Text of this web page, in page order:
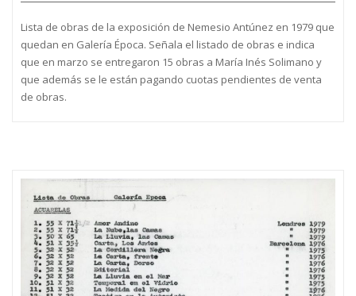
Lista de obras de la exposición de Nemesio Antúnez en 1979 que
quedan en Galería Época. Señala el listado de obras e indica
que en marzo se entregaron 15 obras a María Inés Solimano y
que además se le están pagando cuotas pendientes de venta
de obras.